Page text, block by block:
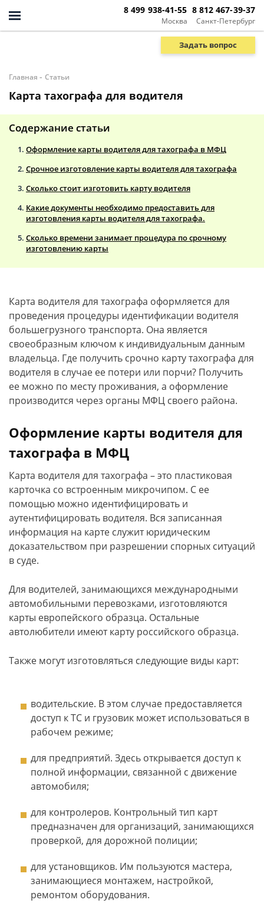
Москва
8 499 938-41-55
Санкт-Петербург
8 812 467-39-37
Задать вопрос
Главная - Статьи
Карта тахографа для водителя
Содержание статьи
Оформление карты водителя для тахографа в МФЦ
Срочное изготовление карты водителя для тахографа
Сколько стоит изготовить карту водителя
Какие документы необходимо предоставить для
изготовления карты водителя для тахографа.
Сколько времени занимает процедура по срочному
изготовлению карты
Карта водителя для тахографа оформляется для
проведения процедуры идентификации водителя
большегрузного транспорта. Она является
своеобразным ключом к индивидуальным данным
владельца. Где получить срочно карту тахографа для
водителя в случае ее потери или порчи? Получить
ее можно по месту проживания, а оформление
производится через органы МФЦ своего района.
Оформление карты водителя для
тахографа в МФЦ
Карта водителя для тахографа – это пластиковая
карточка со встроенным микрочипом. С ее
помощью можно идентифицировать и
аутентифицировать водителя. Вся записанная
информация на карте служит юридическим
доказательством при разрешении спорных ситуаций
в суде.
Для водителей, занимающихся международными
автомобильными перевозками, изготовляются
карты европейского образца. Остальные
автолюбители имеют карту российского образца.
Также могут изготовляться следующие виды карт:
водительские. В этом случае предоставляется
доступ к ТС и грузовик может использоваться в
рабочем режиме;
для предприятий. Здесь открывается доступ к
полной информации, связанной с движение
автомобиля;
для контролеров. Контрольный тип карт
предназначен для организаций, занимающихся
проверкой, для дорожной полиции;
для установщиков. Им пользуются мастера,
занимающиеся монтажем, настройкой,
ремонтом оборудования.